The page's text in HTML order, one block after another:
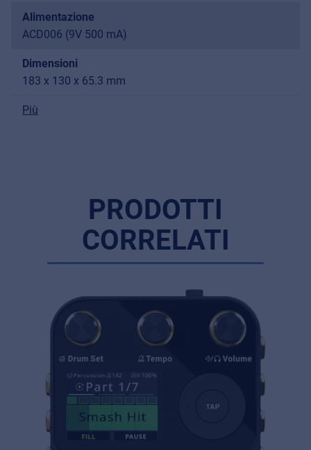
Alimentazione
ACD006 (9V 500 mA)
Dimensioni
183 x 130 x 65.3 mm
Più
PRODOTTI
CORRELATI